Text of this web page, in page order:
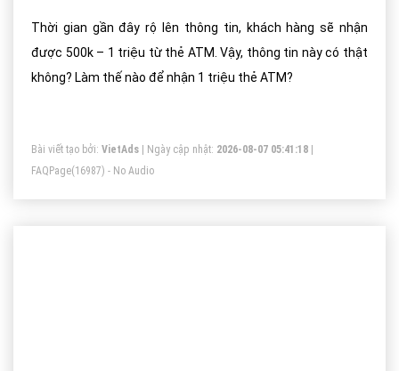
Thời gian gần đây rộ lên thông tin, khách hàng sẽ nhận
được 500k – 1 triệu từ thẻ ATM. Vậy, thông tin này có thật
không? Làm thế nào để nhận 1 triệu thẻ ATM?
Bài viết tạo bởi: VietAds | Ngày cập nhật: 2026-08-07 05:41:18
FAQPage(16987) - No Audio